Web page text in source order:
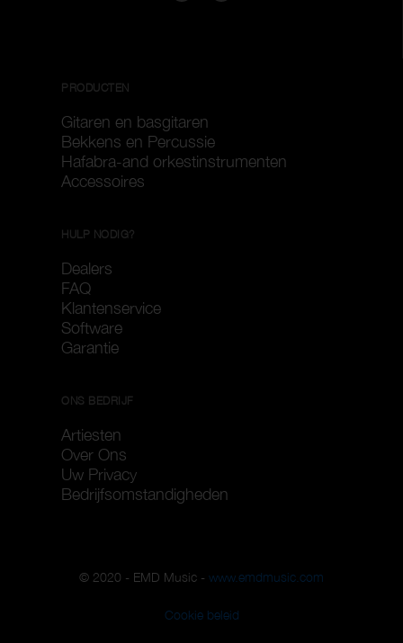
PRODUCTEN
Gitaren en basgitaren
Bekkens en Percussie
Hafabra-and orkestinstrumenten
Accessoires
HULP NODIG?
Dealers
FAQ
Klantenservice
Software
Garantie
ONS BEDRIJF
Artiesten
Over Ons
Uw Privacy
Bedrijfsomstandigheden
© 2020 - EMD Music - www.emdmusic.com
Cookie beleid